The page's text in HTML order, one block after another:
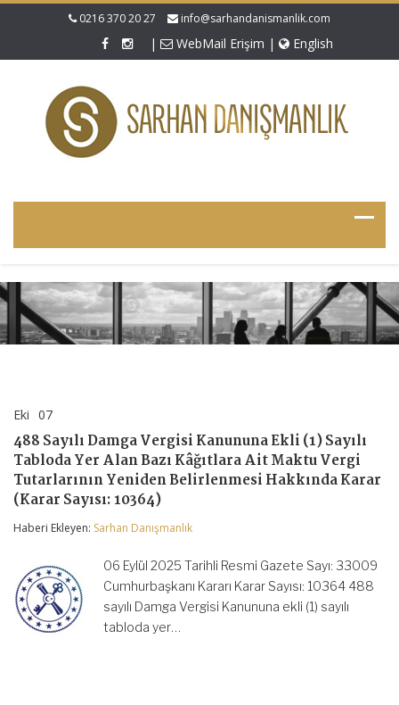
0216 370 20 27 info@sarhandanismanlik.com
| WebMail Erişim | English
Eki 07
Damga
Vergisi
Kanununa
(1)
Sayılı
Tabloda
Bazı
Kâğıtlara
Ait
Maktu
488 Sayılı Damga Vergisi Kanununa Ekli (1) Sayılı
Tabloda Yer Alan Bazı Kâğıtlara Ait Maktu Vergi
Tutarlarının Yeniden Belirlenmesi Hakkında Karar
(Karar Sayısı: 10364)
Haberi Ekleyen: Sarhan Danışmanlık
06 Eylül 2025 Tarihli Resmi Gazete Sayı: 33009
Cumhurbaşkanı Kararı Karar Sayısı: 10364 488
sayılı Damga Vergisi Kanununa ekli (1) sayılı
tabloda yer…